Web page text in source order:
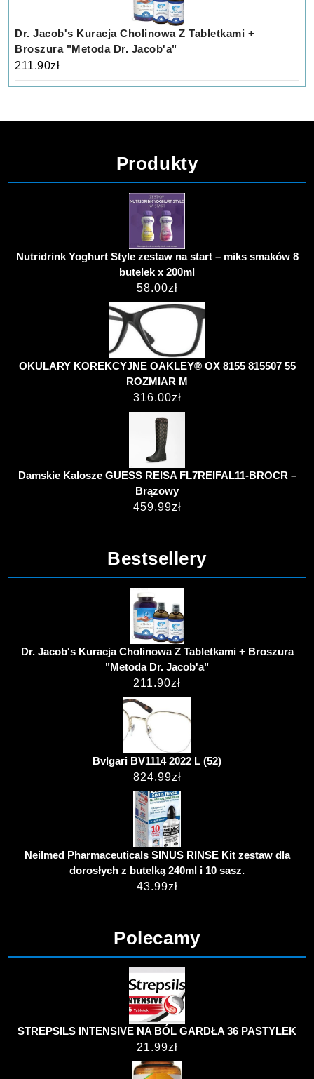
Dr. Jacob's Kuracja Cholinowa Z Tabletkami +
Broszura "Metoda Dr. Jacob'a"
211.90zł
Produkty
Nutridrink Yoghurt Style zestaw na start – miks smaków 8
butelek x 200ml
58.00zł
OKULARY KOREKCYJNE OAKLEY® OX 8155 815507 55
ROZMIAR M
316.00zł
Damskie Kalosze GUESS REISA FL7REIFAL11-BROCR –
Brązowy
459.99zł
Bestsellery
Dr. Jacob's Kuracja Cholinowa Z Tabletkami + Broszura
"Metoda Dr. Jacob'a"
211.90zł
Bvlgari BV1114 2022 L (52)
824.99zł
Neilmed Pharmaceuticals SINUS RINSE Kit zestaw dla
dorosłych z butelką 240ml i 10 sasz.
43.99zł
Polecamy
STREPSILS INTENSIVE NA BÓL GARDŁA 36 PASTYLEK
21.99zł